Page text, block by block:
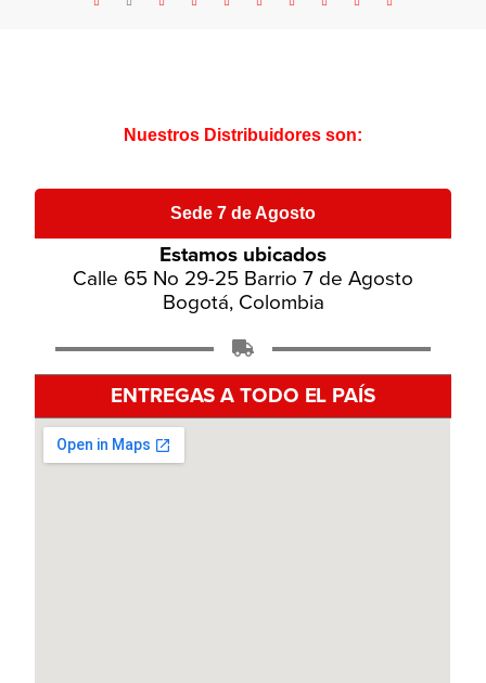
Nuestros Distribuidores son:
Sede 7 de Agosto
Estamos ubicados
Calle 65 No 29-25 Barrio 7 de Agosto
Bogotá, Colombia
ENTREGAS A TODO EL PAÍS